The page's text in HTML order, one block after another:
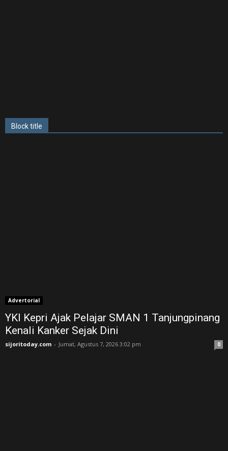
Block title
Advertorial
YKI Kepri Ajak Pelajar SMAN 1 Tanjungpinang
Kenali Kanker Sejak Dini
sijoritoday.com - Jumat, Agustus 7, 2026 3:02 pm 0